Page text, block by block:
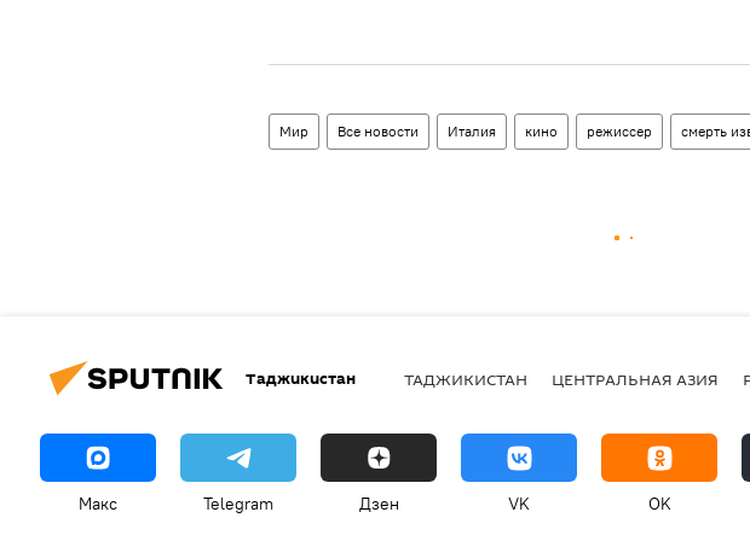
Мир Все новости Италия кино режиссер смерть
Таджикистан ТАДЖИКИСТАН ЦЕНТРАЛЬНАЯ АЗИЯ
Макс Telegram Дзен VK OK